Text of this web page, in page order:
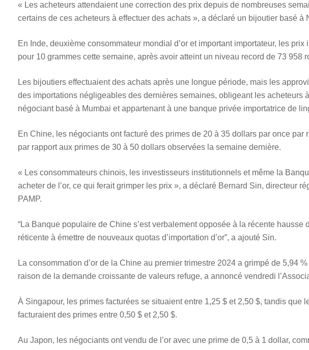
« Les acheteurs attendaient une correction des prix depuis de nombreuses
certains de ces acheteurs à effectuer des achats », a déclaré un bijoutier basé à
En Inde, deuxième consommateur mondial d’or et important importateur, les
pour 10 grammes cette semaine, après avoir atteint un niveau record de 73 958
Les bijoutiers effectuaient des achats après une longue période, mais les
des importations négligeables des dernières semaines, obligeant les acheteurs
négociant basé à Mumbai et appartenant à une banque privée importatrice de
En Chine, les négociants ont facturé des primes de 20 à 35 dollars par once par
par rapport aux primes de 30 à 50 dollars observées la semaine dernière.
« Les consommateurs chinois, les investisseurs institutionnels et même la
acheter de l’or, ce qui ferait grimper les prix », a déclaré Bernard Sin, directeur
PAMP.
“La Banque populaire de Chine s’est verbalement opposée à la récente hausse
réticente à émettre de nouveaux quotas d’importation d’or”, a ajouté Sin.
La consommation d’or de la Chine au premier trimestre 2024 a grimpé de 5,94
raison de la demande croissante de valeurs refuge, a annoncé vendredi
À Singapour, les primes facturées se situaient entre 1,25 $ et 2,50 $, tandis que
facturaient des primes entre 0,50 $ et 2,50 $.
Au Japon, les négociants ont vendu de l’or avec une prime de 0,5 à 1 dollar,